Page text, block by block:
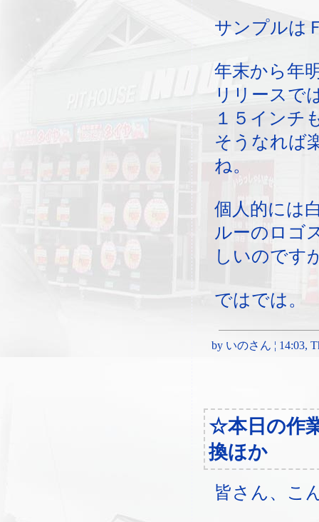
サンプルは
年末から年
リリースで
１５インチ
そうなれば
ね。
個人的には
ルーのロゴ
しいのです
ではでは。
by いのさん ¦ 14:03,
☆本日の作
換ほか
皆さん、こ